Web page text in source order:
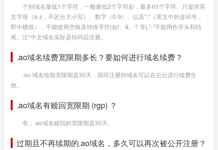
个别域名最低1个字符，一般最低2个字符起，最多63个字符。只提供英
文字母（a-z，不区分大小写）、数字（0-9）、以及"-"（英文中的连词号，
即中横线），不能使用空格及特殊字符(如!、&、? 等),"-"不能用作开头和结
尾。注*中文域名实际是转码后注册。
.ao域名续费宽限期多长？要如何进行域名续费？
.ao 域名续期宽限期是30天，我司注册的域名可以在后台进行续费生
效。
.ao域名有赎回宽限期 (rgp) ？
有，.ao域名赎回的宽限期是30天。
过期且不再续期的.ao域名，多久可以再次被公开注册？